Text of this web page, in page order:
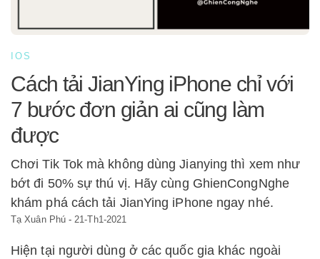
IOS
Cách tải JianYing iPhone chỉ với
7 bước đơn giản ai cũng làm
được
Chơi Tik Tok mà không dùng Jianying thì xem như
bớt đi 50% sự thú vị. Hãy cùng GhienCongNghe
khám phá cách tải JianYing iPhone ngay nhé.
Tạ Xuân Phú-21-Th1-2021
Hiện tại người dùng ở các quốc gia khác ngoài